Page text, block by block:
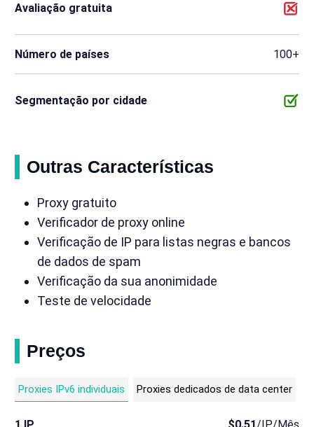
Avaliação gratuita
Número de países 100+
Segmentação por cidade
Outras Características
Proxy gratuito
Verificador de proxy online
Verificação de IP para listas negras e bancos
de dados de spam
Verificação da sua anonimidade
Teste de velocidade
Preços
Proxies IPv6 individuais Proxies dedicados de data center